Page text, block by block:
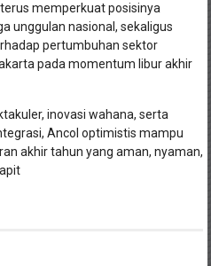
memperkuat posisinya
unggulan nasional, sekaligus
pertumbuhan sektor
pada momentum libur akhir
inovasi wahana, serta
Ancol optimistis mampu
akhir tahun yang aman, nyaman,